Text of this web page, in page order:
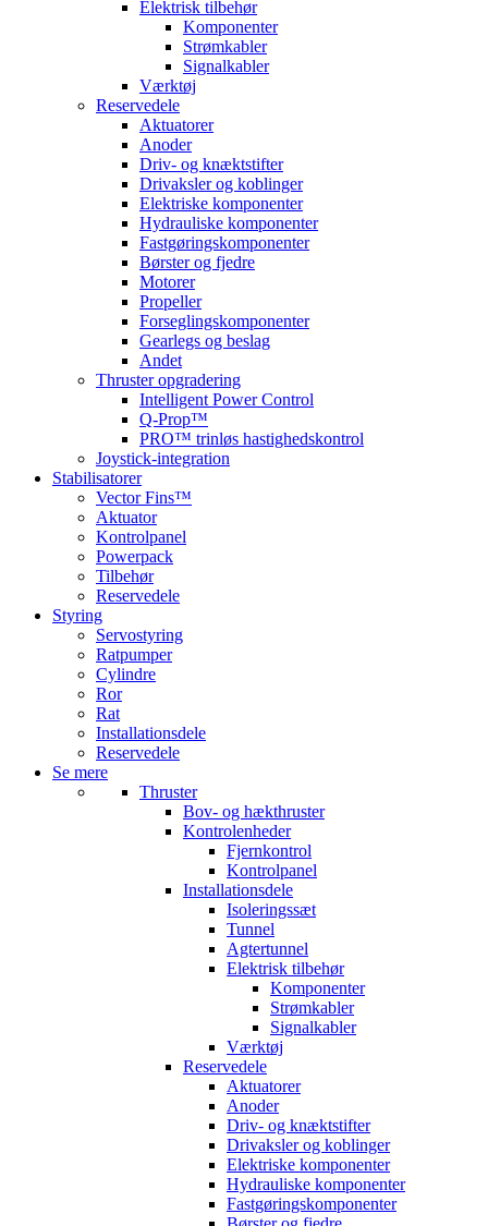
Elektrisk tilbehør
Komponenter
Strømkabler
Signalkabler
Værktøj
Reservedele
Aktuatorer
Anoder
Driv- og knæktstifter
Drivaksler og koblinger
Elektriske komponenter
Hydrauliske komponenter
Fastgøringskomponenter
Børster og fjedre
Motorer
Propeller
Forseglingskomponenter
Gearlegs og beslag
Andet
Thruster opgradering
Intelligent Power Control
Q-Prop™
PRO™ trinløs hastighedskontrol
Joystick-integration
Stabilisatorer
Vector Fins™
Aktuator
Kontrolpanel
Powerpack
Tilbehør
Reservedele
Styring
Servostyring
Ratpumper
Cylindre
Ror
Rat
Installationsdele
Reservedele
Se mere
Thruster
Bov- og hækthruster
Kontrolenheder
Fjernkontrol
Kontrolpanel
Installationsdele
Isoleringssæt
Tunnel
Agtertunnel
Elektrisk tilbehør
Komponenter
Strømkabler
Signalkabler
Værktøj
Reservedele
Aktuatorer
Anoder
Driv- og knæktstifter
Drivaksler og koblinger
Elektriske komponenter
Hydrauliske komponenter
Fastgøringskomponenter